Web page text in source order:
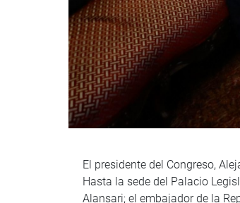
El presidente del Congreso,
Hasta la sede del Palacio
Alansari; el embajador de la